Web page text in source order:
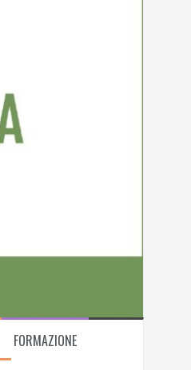
FORMAZIONE